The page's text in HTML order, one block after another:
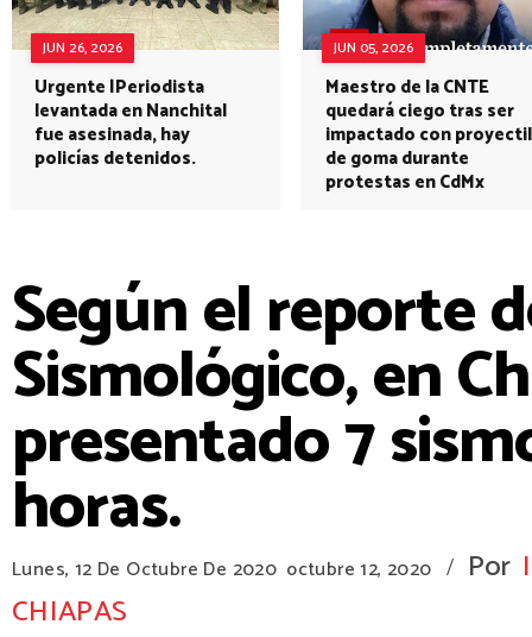
JUN 26, 2026
Urgente |Periodista
levantada en Nanchital
fue asesinada, hay
policías detenidos.
JUN 05, 2026
Maestro de la CNTE
quedará ciego tras ser
impactado con proyectil
de goma durante
protestas en CdMx
Según el reporte
Sismológico, en
presentado 7
horas.
Lunes, 12 De Octubre De 2020 octubre 12, 2020 / Por
CHIAPAS